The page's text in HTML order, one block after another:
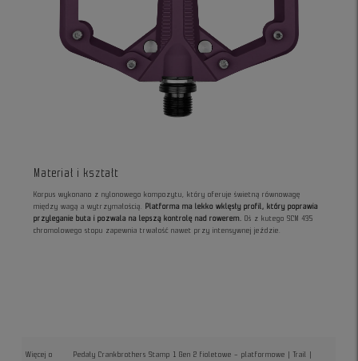
Materiał i kształt
Korpus wykonano z nylonowego kompozytu, który oferuje świetną równowagę
między wagą a wytrzymałością. Platforma ma lekko wklęsły profil, który poprawia
przyleganie buta i pozwala na lepszą kontrolę nad rowerem.
Oś z kutego SCM 435
chromolowego stopu zapewnia trwałość nawet przy intensywnej jeździe.
Więcej o Pedały Crankbrothers Stamp 1 Gen 2 fioletowe – platformowe | Trail |